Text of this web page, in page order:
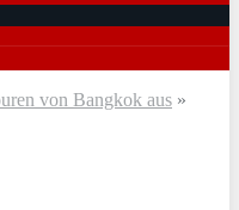
von Bangkok aus »